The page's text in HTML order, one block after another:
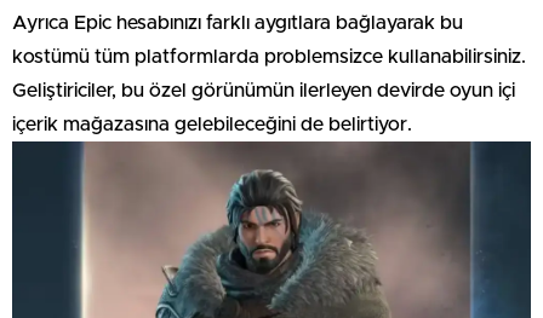
Ayrıca Epic hesabınızı farklı aygıtlara bağlayarak bu
kostümü tüm platformlarda problemsizce kullanabilirsiniz.
Geliştiriciler, bu özel görünümün ilerleyen devirde oyun içi
içerik mağazasına gelebileceğini de belirtiyor.